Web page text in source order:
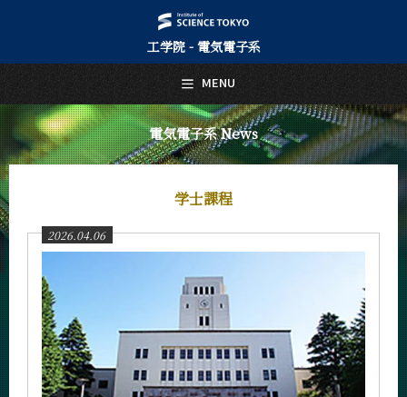
工学院 - 電気電子系
電気電子系 News
学士課程
2026.04.06
MENU
日本語 English
トップページ
Top Page
電気電子系について
About Us
教員・研究室
未来
Future
入学案内
Admissions